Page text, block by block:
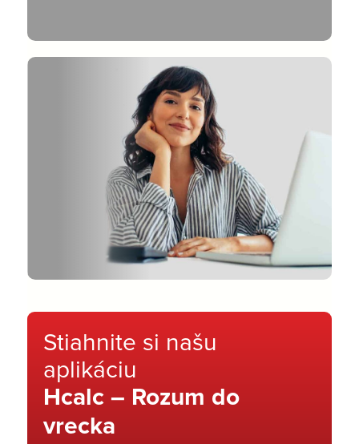
Stiahnite si našu
aplikáciu
Hcalc – Rozum do
vrecka